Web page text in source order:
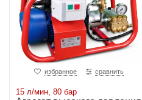
избранное сравнить
15 л/мин, 80 бар